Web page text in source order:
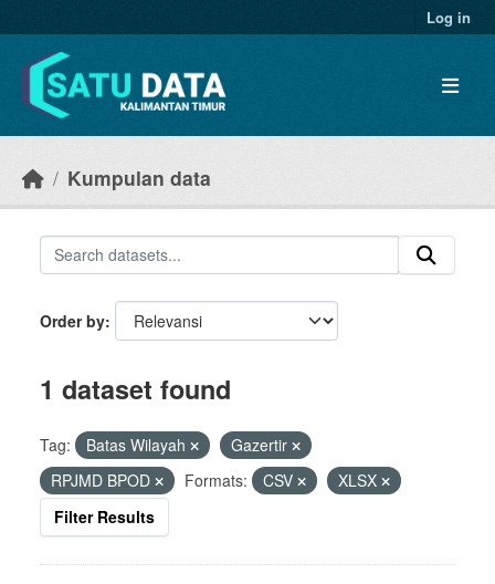
Log in
Kumpulan data
Order by
1 dataset found
Tag: Batas Wilayah
Gazertir
RPJMD BPOD
Formats: CSV
XLSX
Filter Results